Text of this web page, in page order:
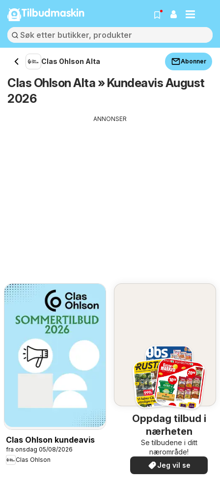
Tilbudmaskin
Clas Ohlson Alta Abonner
Clas Ohlson Alta » Kundeavis August
2026
ANNONSER
Clas Ohlson kundeavis
fra onsdag 05/08/2026
Clas Ohlson
Oppdag tilbud i
nærheten
Se tilbudene i ditt
nærområde!
Jeg vil se